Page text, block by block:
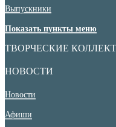
Выпускники
Показать пункты меню
ТВОРЧЕСКИЕ
НОВОСТИ
Новости
Афиши